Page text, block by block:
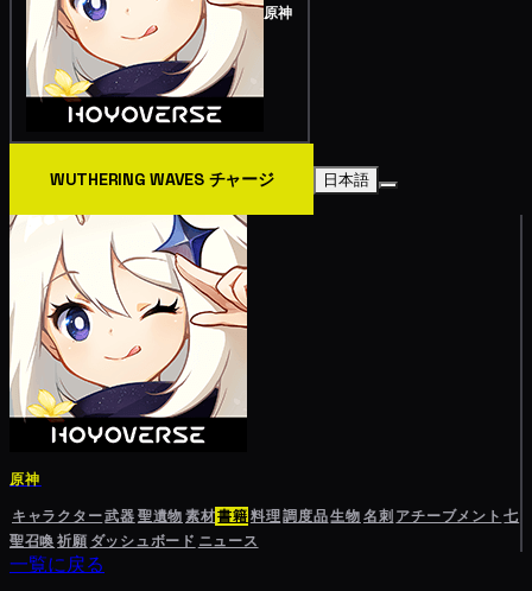
原神
WUTHERING WAVES チャージ 日本語
原神
キャラクター武器聖遺物素材書籍料理調度品生物名刺 アチーブメント 七
聖召喚祈願 ダッシュボード ニュース
一覧に戻る